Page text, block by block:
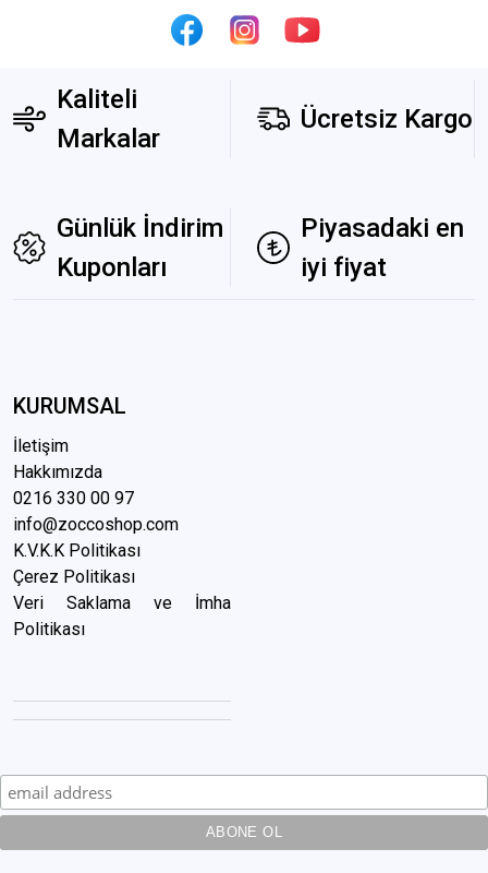
Kaliteli
Markalar
Ücretsiz Kargo
Günlük İndirim
Kuponları
Piyasadaki en
iyi fiyat
KURUMSAL
İletişim
Hakkımızda
0216 330 00 97
info@zoccoshop.com
K.V.K.K Politikası
Çerez Politikası
Veri Saklama ve İmha
Politikası